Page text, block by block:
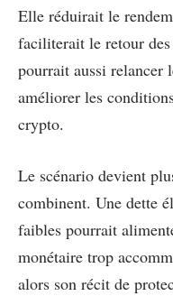
Elle réduirait le
faciliterait le retour
pourrait aussi relancer
améliorer les
crypto.
Le scénario devient
combinent. Une dette
faibles pourrait
monétaire trop
alors son récit de